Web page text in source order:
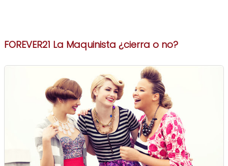
FOREVER21 La Maquinista ¿cierra o no?